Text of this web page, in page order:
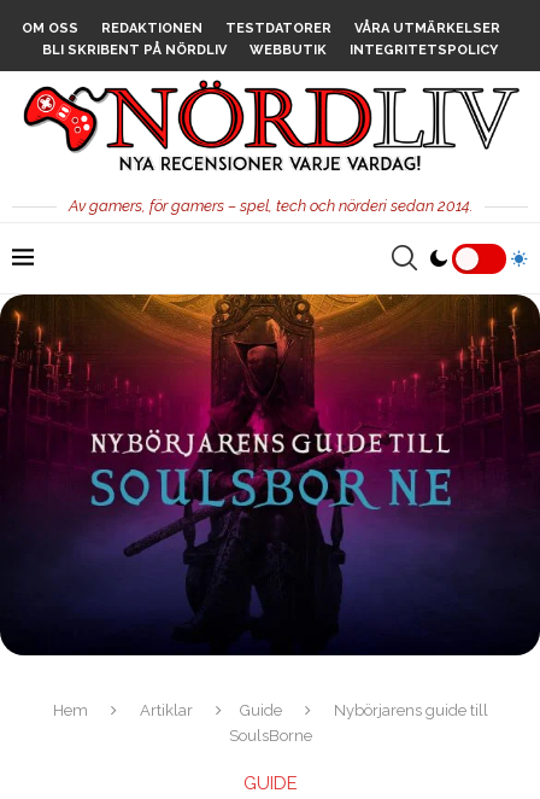
OM OSS REDAKTIONEN TESTDATORER
VÅRA UTMÄRKELSER
BLI SKRIBENT PÅ NÖRDLIV
WEBBUTIK INTEGRITETSPOLICY
Av gamers, för gamers – spel, tech och nörderi sedan 2014.
Hem Artiklar Guide
Nybörjarens guide till
SoulsBorne
GUIDE